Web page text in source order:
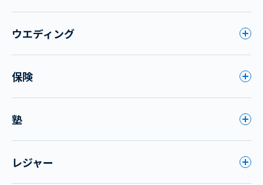
ウエディング
保険
塾
レジャー